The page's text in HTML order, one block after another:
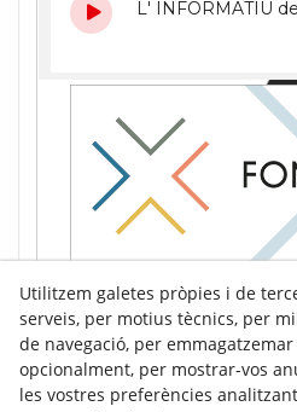
Utilitzem galetes pròpies i de
serveis, per motius tècnics, per
de navegació, per
opcionalment, per mostrar-vos
les vostres preferències